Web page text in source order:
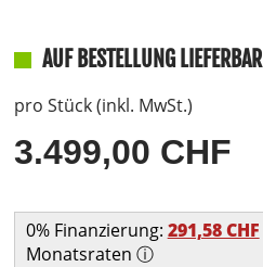
AUF BESTELLUNG LIEFERBAR
pro Stück (inkl. MwSt.)
3.499,00 CHF
0% Finanzierung: 291,58 CHF
Monatsraten ⓘ